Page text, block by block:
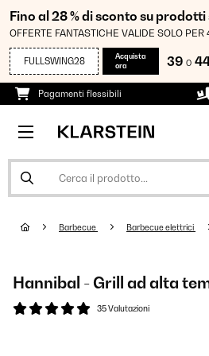
Fino al 28 % di sconto su
OFFERTE FANTASTICHE VALIDE SOLO PER
FULLSWING28
Acquista
ora
39 O
Pagamenti flessibili
Barbecue Barbecue elettrici
Hannibal - Grill ad alta
35 Valutazioni